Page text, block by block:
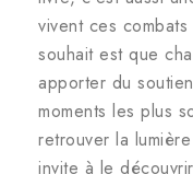
vivent ces
souhait est que
apporter du
moments les plus
retrouver la
invite à le